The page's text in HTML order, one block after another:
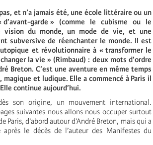
et n’a jamais été, une école littéraire ou un
garde » (comme le cubisme ou le
vision du monde, un mode de vie, et une
subversive de réenchanter le monde. Il est
et révolutionnaire à « transformer le
la vie » (Rimbaud) : deux mots d’ordre
Breton. C’est une aventure en même temps
et ludique. Elle a commencé à Paris il
continue aujourd’hui.
son origine, un mouvement international.
suivantes nous allons nous occuper surtout
Paris, d’abord autour d’André Breton, mais qui a
le décès de l’auteur des Manifestes du